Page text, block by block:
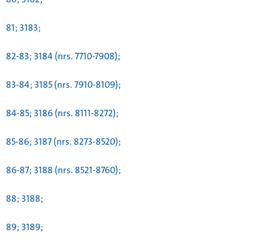
81; 3183;
82-83; 3184 (nrs. 7710-7908);
83-84; 3185 (nrs. 7910-8109);
84-85; 3186 (nrs. 8111-8272);
85-86; 3187 (nrs. 8273-8520);
86-87; 3188 (nrs. 8521-8760);
88; 3188;
89; 3189;